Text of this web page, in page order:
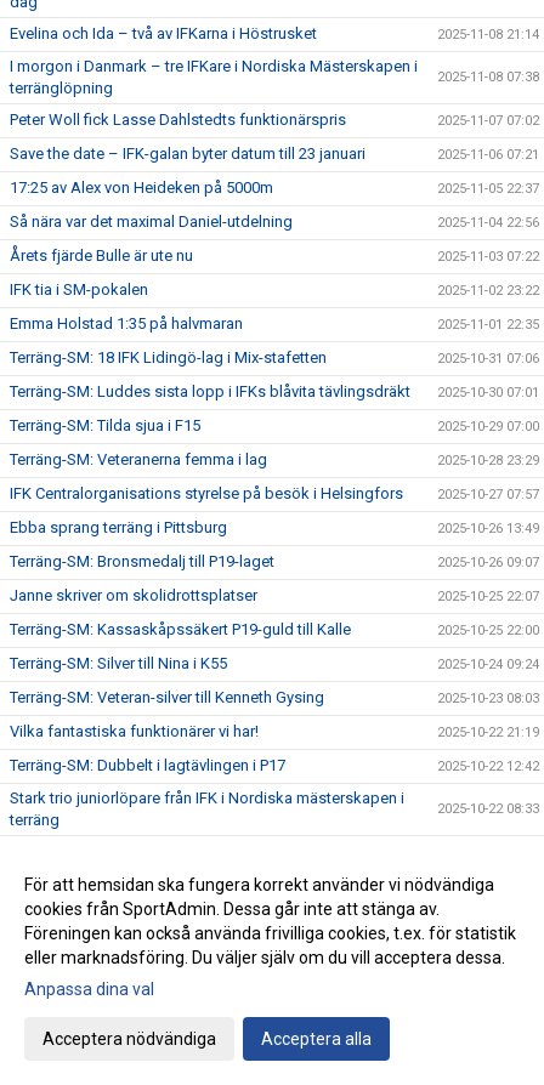
Evelina och Ida – två av IFKarna i Höstrusket 2025-11-08 21:14
I morgon i Danmark – tre IFKare i Nordiska Mästerskapen i
terränglöpning
2025-11-08 07:38
Peter Woll fick Lasse Dahlstedts funktionärspris 2025-11-07 07:02
Save the date – IFK-galan byter datum till 23 januari 2025-11-06 07:21
17:25 av Alex von Heideken på 5000m 2025-11-05 22:37
Så nära var det maximal Daniel-utdelning 2025-11-04 22:56
Årets fjärde Bulle är ute nu 2025-11-03 07:22
IFK tia i SM-pokalen 2025-11-02 23:22
Emma Holstad 1:35 på halvmaran 2025-11-01 22:35
Terräng-SM: 18 IFK Lidingö-lag i Mix-stafetten 2025-10-31 07:06
Terräng-SM: Luddes sista lopp i IFKs blåvita tävlingsdräkt 2025-10-30 07:01
Terräng-SM: Tilda sjua i F15 2025-10-29 07:00
Terräng-SM: Veteranerna femma i lag 2025-10-28 23:29
IFK Centralorganisations styrelse på besök i Helsingfors 2025-10-27 07:57
Ebba sprang terräng i Pittsburg 2025-10-26 13:49
Terräng-SM: Bronsmedalj till P19-laget 2025-10-26 09:07
Janne skriver om skolidrottsplatser 2025-10-25 22:07
Terräng-SM: Kassaskåpssäkert P19-guld till Kalle 2025-10-25 22:00
Terräng-SM: Silver till Nina i K55 2025-10-24 09:24
Terräng-SM: Veteran-silver till Kenneth Gysing 2025-10-23 08:03
Vilka fantastiska funktionärer vi har! 2025-10-22 21:19
Terräng-SM: Dubbelt i lagtävlingen i P17 2025-10-22 12:42
Stark trio juniorlöpare från IFK i Nordiska mästerskapen i
terräng
2025-10-22 08:33
Terräng-SM: Trippelseger i P16 2025-10-20 14:35
Terräng-SM: Överlägsen Sebbeseger i P17 2025-10-19 22:34
Andreas Movin nära att kliva under tretimmarsgränsen i
2025-10-18 22:01
Bästa stafettiden på 2000-talet – och det med två IFKare i
För att hemsidan ska fungera korrekt använder vi nödvändiga
cookies från SportAdmin. Dessa går inte att stänga av.
Föreningen kan också använda frivilliga cookies, t.ex. för statistik
eller marknadsföring. Du väljer själv om du vill acceptera dessa.
Anpassa dina val
Acceptera nödvändiga Acceptera alla